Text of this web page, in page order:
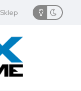
Sklep